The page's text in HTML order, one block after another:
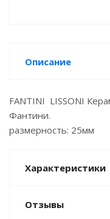
Описание
FANTINI LISSONI
Фантини.
размерность: 25мм
Характеристики
Отзывы